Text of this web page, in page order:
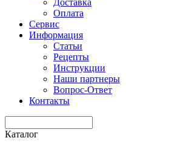
Доставка
Оплата
Сервис
Информация
Статьи
Рецепты
Инструкции
Наши партнеры
Вопрос-Ответ
Контакты
Каталог